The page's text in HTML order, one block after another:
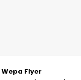
Wepa Flyer